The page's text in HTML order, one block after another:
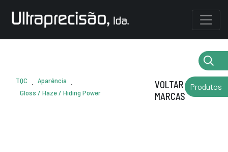
TQC . Aparência .
Gloss / Haze / Hiding Power
VOLTAR AS
MARCAS
Produtos